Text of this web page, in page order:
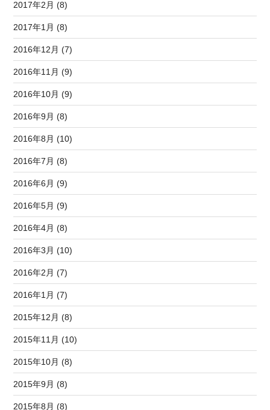
2017年2月 (8)
2017年1月 (8)
2016年12月 (7)
2016年11月 (9)
2016年10月 (9)
2016年9月 (8)
2016年8月 (10)
2016年7月 (8)
2016年6月 (9)
2016年5月 (9)
2016年4月 (8)
2016年3月 (10)
2016年2月 (7)
2016年1月 (7)
2015年12月 (8)
2015年11月 (10)
2015年10月 (8)
2015年9月 (8)
2015年8月 (8)